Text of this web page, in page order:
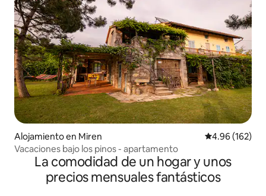
Alojamiento en Miren Calificación
4.96 (162)
Vacaciones bajo los pinos - apartamento
La comodidad de un hogar y unos
precios mensuales fantásticos